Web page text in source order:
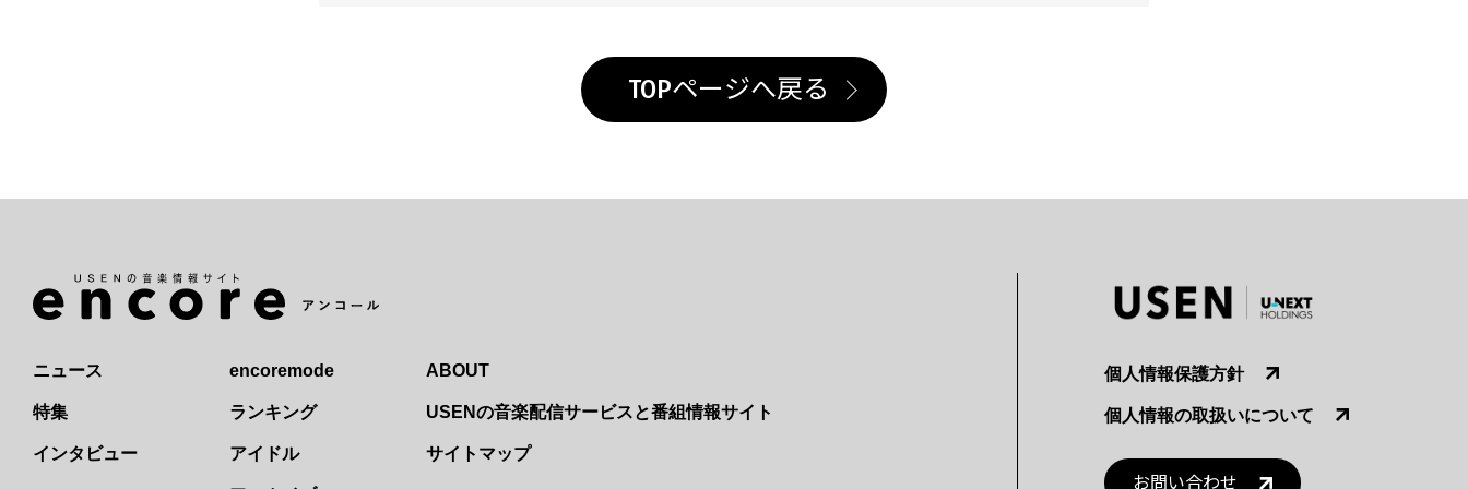
TOPページへ戻る
ニュース
特集
インタビュー
encoremode
ランキング
アイドル
ABOUT
USENの音楽配信サービスと番組情報サイト
サイトマップ
個人情報保護方針
個人情報の取扱いについて
お問い合わせ